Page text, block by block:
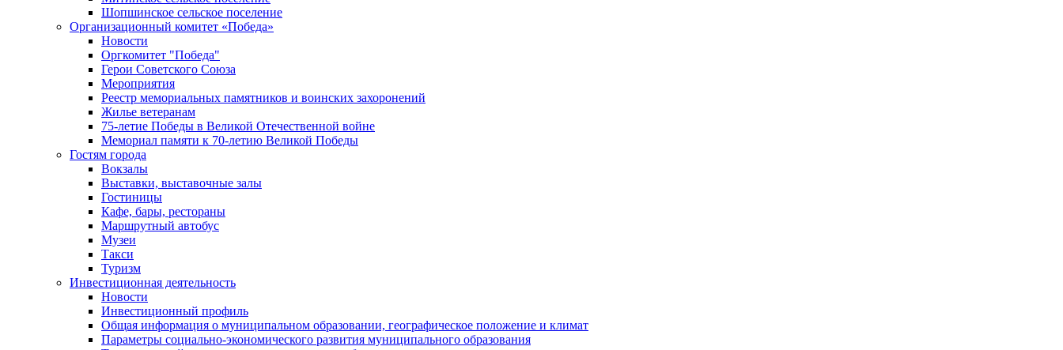
Шопшинское сельское поселение
Организационный комитет «Победа»
Новости
Оргкомитет "Победа"
Герои Советского Союза
Мероприятия
Реестр мемориальных памятников и воинских захоронений
Жилье ветеранам
75-летие Победы в Великой Отечественной войне
Мемориал памяти к 70-летию Великой Победы
Гостям города
Вокзалы
Выставки, выставочные залы
Гостиницы
Кафе, бары, рестораны
Маршрутный автобус
Музеи
Такси
Туризм
Инвестиционная деятельность
Новости
Инвестиционный профиль
Общая информация о муниципальном образовании, географическое положение и климат
Параметры социально-экономического развития муниципального образования